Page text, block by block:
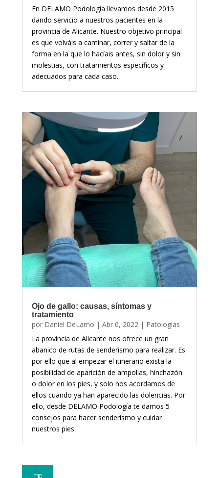
En DELAMO Podología llevamos desde 2015
dando servicio a nuestros pacientes en la
provincia de Alicante. Nuestro objetivo principal
es que volváis a caminar, correr y saltar de la
forma en la que lo hacíais antes, sin dolor y sin
molestias, con tratamientos específicos y
adecuados para cada caso.
Ojo de gallo: causas, síntomas y
tratamiento
por Daniel DeLamo | Abr 6, 2022| Patologías
La provincia de Alicante nos ofrece un gran
abanico de rutas de senderismo para realizar. Es
por ello que al empezar el itinerario exista la
posibilidad de aparición de ampollas, hinchazón
o dolor en los pies, y solo nos acordamos de
ellos cuando ya han aparecido las dolencias. Por
ello, desde DELAMO Podología te damos 5
consejos para hacer senderismo y cuidar
nuestros pies.